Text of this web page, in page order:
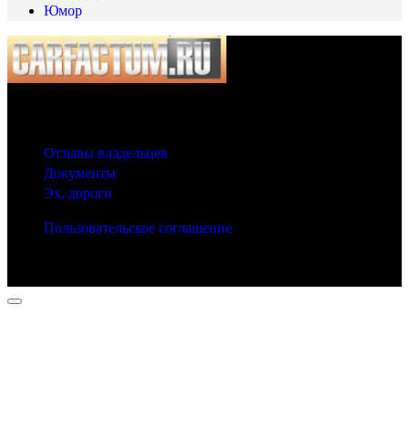
Юмор
Отзывы владельцев
Документы
Эх, дороги
Пользовательское соглашение